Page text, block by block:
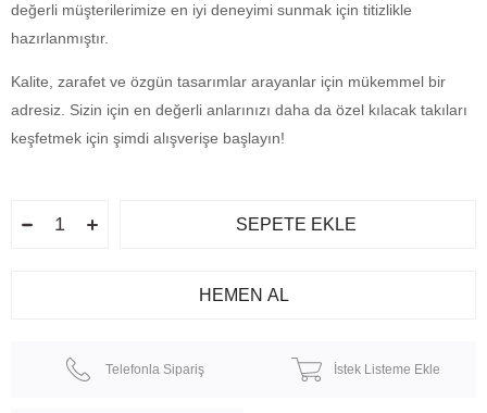
değerli müşterilerimize en iyi deneyimi sunmak için titizlikle
hazırlanmıştır.
Kalite, zarafet ve özgün tasarımlar arayanlar için mükemmel bir
adresiz. Sizin için en değerli anlarınızı daha da özel kılacak takıları
keşfetmek için şimdi alışverişe başlayın!
Telefonla Sipariş İstek Listeme Ekle